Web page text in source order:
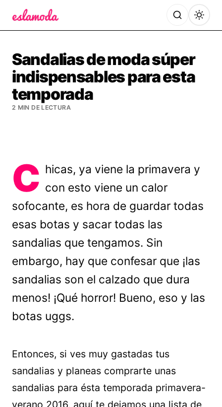
Sandalias de moda súper
indispensables para esta
temporada
2 MIN DE LECTURA
C hicas, ya viene la primavera y
con esto viene un calor
sofocante, es hora de guardar todas
esas botas y sacar todas las
sandalias que tengamos. Sin
embargo, hay que confesar que ¡las
sandalias son el calzado que dura
menos! ¡Qué horror! Bueno, eso y las
botas uggs.
Entonces, si ves muy gastadas tus
sandalias y planeas comprarte unas
sandalias para ésta temporada primavera-
verano 2016, aquí te dejamos una lista de